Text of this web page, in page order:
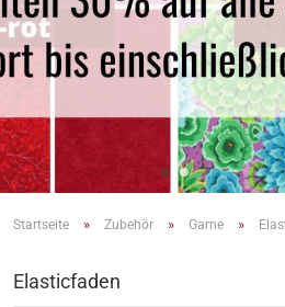
Startseite » Zubehör » Garne »
Elasticfaden